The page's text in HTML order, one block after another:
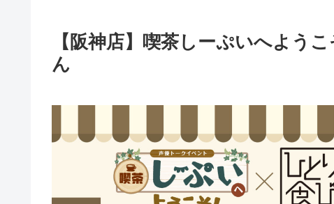
【阪神店】喫茶しーぷいへよう
ん